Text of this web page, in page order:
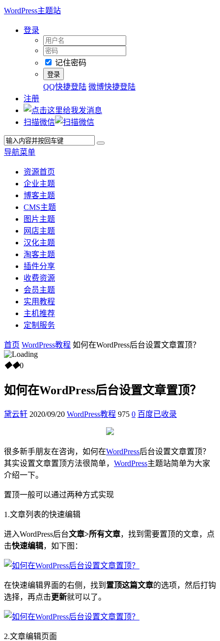
WordPress主题站
登录
记住密码
QQ快捷登陆 微博快捷登陆
注册
扫描微信
导航菜单
资源首页
企业主题
博客主题
CMS主题
图片主题
网店主题
汉化主题
淘客主题
插件分享
收费资源
会员主题
实用教程
主机推荐
定制服务
首页 WordPress教程 如何在WordPress后台设置文章置顶？
◆◆0
如何在WordPress后台设置文章置顶？
黛云轩 2020/09/20 WordPress教程 975 0 百度已收录
很多新手朋友在咨询，如何在WordPress后台设置文章置顶？
其实设置文章置顶方法很简单， WordPress主题站简单为大家
介绍一下。
置顶一般可以通过两种方式实现
1.文章列表的快速编辑
进入WordPress后台文章>所有文章，找到需要置顶的文章，点
击快速编辑，如下图：
在快速编辑界面的右侧，找到 置顶这篇文章的选项，然后打钩
选择，再点击更新就可以了。
2.文章编辑页面